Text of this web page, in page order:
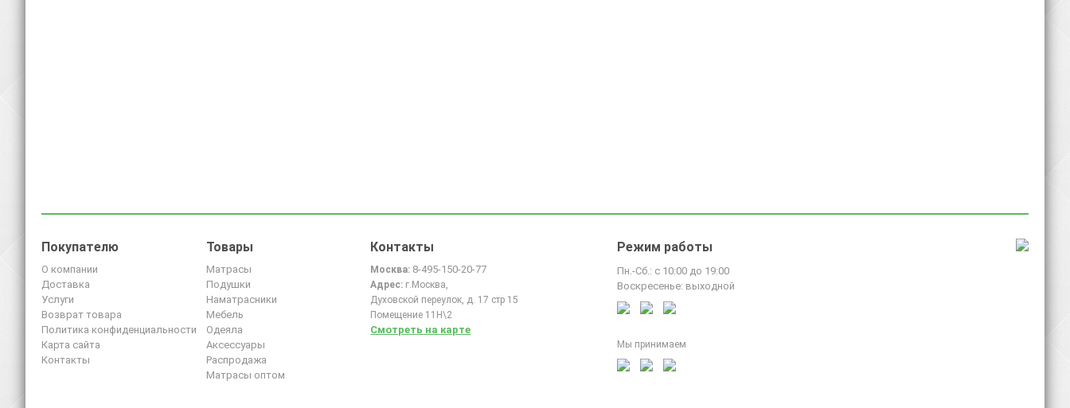
Покупателю
О компании
Доставка
Услуги
Возврат товара
Политика конфиденциальности
Карта сайта
Контакты
Товары
Матрасы
Подушки
Наматрасники
Мебель
Одеяла
Аксессуары
Распродажа
Матрасы оптом
Контакты
Москва: 8-495-150-20-77
Адрес: г.Москва,
Духовской переулок, д. 17 стр 15
Помещение 11Н\2
Смотреть на карте
Режим работы
Пн.-Сб.: с 10:00 до 19:00
Воскресенье: выходной
Мы принимаем